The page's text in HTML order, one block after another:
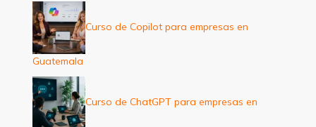
Curso de Copilot para empresas en
Guatemala
Curso de ChatGPT para empresas en